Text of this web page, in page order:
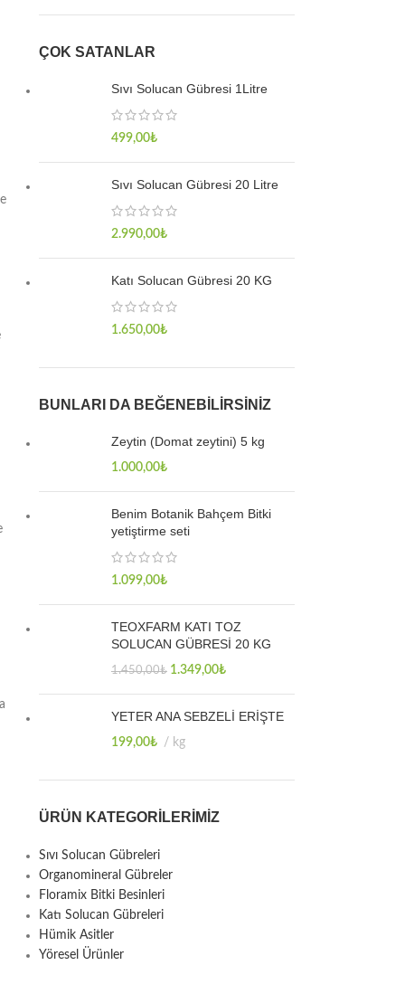
ÇOK SATANLAR
Sıvı Solucan Gübresi 1Litre
499,00₺
Sıvı Solucan Gübresi 20 Litre
2.990,00₺
Katı Solucan Gübresi 20 KG
1.650,00₺
BUNLARI DA BEĞENEBILIRSINIZ
Zeytin (Domat zeytini) 5 kg
1.000,00₺
Benim Botanik Bahçem Bitki
yetiştirme seti
1.099,00₺
TEOXFARM KATI TOZ
SOLUCAN GÜBRESİ 20 KG
1.450,00₺ 1.349,00₺
YETER ANA SEBZELİ ERİŞTE
199,00₺ kg
ÜRÜN KATEGORILERIMIZ
Sıvı Solucan Gübreleri
Organomineral Gübreler
Floramix Bitki Besinleri
Katı Solucan Gübreleri
Hümik Asitler
Yöresel Ürünler